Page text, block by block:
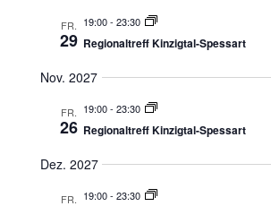
FR.
29
19:00- 23:30
Regionaltreff Kinzigtal-Spessart
Nov. 2027
FR.
26
19:00- 23:30
Regionaltreff Kinzigtal-Spessart
Dez. 2027
FR. 19:00- 23:30